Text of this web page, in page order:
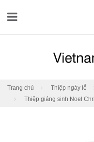
Trang chủ Thiệp ngày lễ
Thiệp giáng sinh Noel